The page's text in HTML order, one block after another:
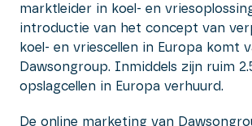
marktleider in koel- en
introductie van het concept van
koel- en vriescellen in Europa komt
Dawsongroup. Inmiddels zijn ruim
opslagcellen in Europa verhuurd.
De online marketing van